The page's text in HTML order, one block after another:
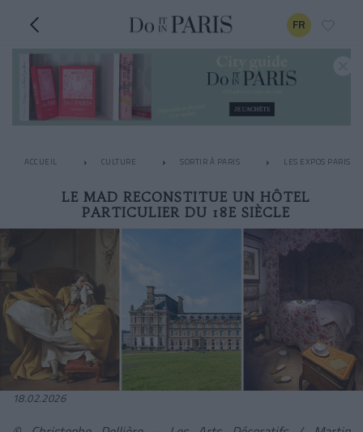
FR
ACCUEIL CULTURE SORTIR À PARIS LES EXPOS
LE MAD RECONSTITUE UN HÔTEL
PARTICULIER DU 18E SIÈCLE
18.02.2026